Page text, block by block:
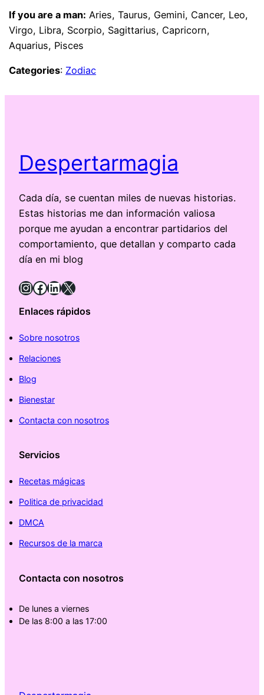
If you are a man: Aries, Taurus, Gemini, Cancer, Leo,
Virgo, Libra, Scorpio, Sagittarius, Capricorn,
Aquarius, Pisces
Categories: Zodiac
Despertarmagia
Cada día, se cuentan miles de nuevas historias.
Estas historias me dan información valiosa
porque me ayudan a encontrar partidarios del
comportamiento, que detallan y comparto cada
día en mi blog
InstagramFacebook LinkedIn X
Enlaces rápidos
Sobre nosotros
Relaciones
Blog
Bienestar
Contacta con nosotros
Servicios
Recetas mágicas
Politica de privacidad
DMCA
Recursos de la marca
Contacta con nosotros
De lunes a viernes
De las 8:00 a las 17:00